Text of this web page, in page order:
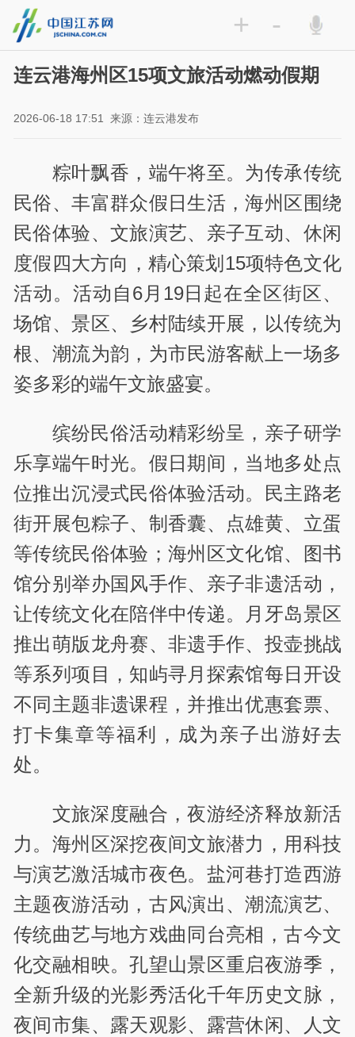
+ -
连云港海州区15项文旅活动燃动假期
2026-06-18 17:51 来源：连云港发布
粽叶飘香，端午将至。为传承传统
民俗、丰富群众假日生活，海州区围绕
民俗体验、文旅演艺、亲子互动、休闲
度假四大方向，精心策划15项特色文化
活动。活动自6月19日起在全区街区、
场馆、景区、乡村陆续开展，以传统为
根、潮流为韵，为市民游客献上一场多
姿多彩的端午文旅盛宴。
缤纷民俗活动精彩纷呈，亲子研学
乐享端午时光。假日期间，当地多处点
位推出沉浸式民俗体验活动。民主路老
街开展包粽子、制香囊、点雄黄、立蛋
等传统民俗体验；海州区文化馆、图书
馆分别举办国风手作、亲子非遗活动，
让传统文化在陪伴中传递。月牙岛景区
推出萌版龙舟赛、非遗手作、投壶挑战
等系列项目，知屿寻月探索馆每日开设
不同主题非遗课程，并推出优惠套票、
打卡集章等福利，成为亲子出游好去
处。
文旅深度融合，夜游经济释放新活
力。海州区深挖夜间文旅潜力，用科技
与演艺激活城市夜色。盐河巷打造西游
主题夜游活动，古风演出、潮流演艺、
传统曲艺与地方戏曲同台亮相，古今文
化交融相映。孔望山景区重启夜游季，
全新升级的光影秀活化千年历史文脉，
夜间市集、露天观影、露营休闲、人文